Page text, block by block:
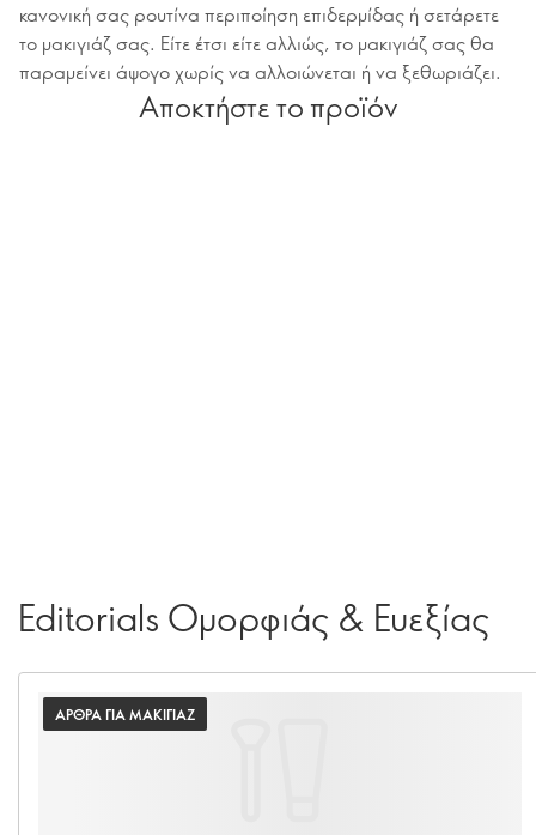
κανονική σας ρουτίνα περιποίηση επιδερμίδας ή σετάρετε
το μακιγιάζ σας. Είτε έτσι είτε αλλιώς, το μακιγιάζ σας θα
παραμείνει άψογο χωρίς να αλλοιώνεται ή να ξεθωριάζει.
Αποκτήστε το προϊόν
Editorials Ομορφιάς & Ευεξίας
ΑΡΘΡΑ ΓΙΑ ΜΑΚΙΓΙΑΖ